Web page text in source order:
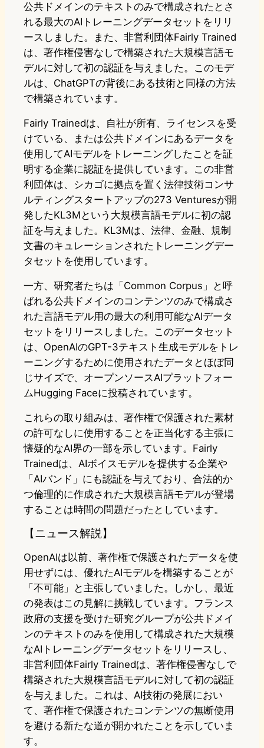
公共ドメインのテキストのみで構成されたとさ
れる最大のAIトレーニングデータセットをリリ
ースしました。また、非営利団体Fairly Trained
は、著作権侵害なしで構築された大規模言語モ
デルに対して初の認証を与えました。このモデ
ルは、ChatGPTの背後にある技術と同様の方法
で構築されています。
Fairly Trainedは、自社が所有、ライセンスを受
けている、または公共ドメインにあるデータを
使用してAIモデルをトレーニングしたことを証
明する企業に認証を提供しています。この非営
利団体は、シカゴに拠点を置く法律技術コンサ
ルティングスタートアップの273 Venturesが開
発したKL3Mという大規模言語モデルに初の認
証を与えました。KL3Mは、法律、金融、規制
文書のキュレーションされたトレーニングデー
タセットを使用しています。
一方、研究者たちは「Common Corpus」と呼
ばれる公共ドメインのコンテンツのみで構成さ
れた言語モデル用の最大の利用可能なAIデータ
セットをリリースしました。このデータセット
は、OpenAIのGPT-3テキスト生成モデルをトレ
ーニングするために使用されたデータとほぼ同
じサイズで、オープンソースAIプラットフォー
ムHugging Faceに投稿されています。
これらの取り組みは、著作権で保護された素材
の許可なしに使用することを正当化する主張に
懐疑的なAI界の一部を示しています。Fairly
Trainedは、AIボイスモデルを提供する企業や
「AIバンド」にも認証を与えており、合法的か
つ倫理的に作成された大規模言語モデルが登場
することは時間の問題だったとしています。
【ニュース解説】
OpenAIは以前、著作権で保護されたデータを使
用せずには、優れたAIモデルを構築することが
「不可能」と主張していました。しかし、最近
の発表はこの見解に挑戦しています。フランス
政府の支援を受けた研究グループが公共ドメイ
ンのテキストのみを使用して構成された大規模
なAIトレーニングデータセットをリリースし、
非営利団体Fairly Trainedは、著作権侵害なしで
構築された大規模言語モデルに対して初の認証
を与えました。これは、AI技術の発展におい
て、著作権で保護されたコンテンツの無断使用
を避ける新たな道が開かれたことを示していま
す。